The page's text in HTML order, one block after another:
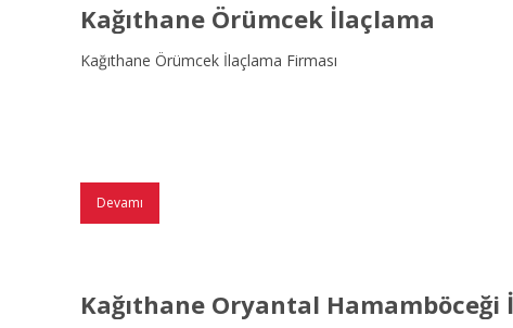
Kağıthane Örümcek İlaçlama
Kağıthane Örümcek İlaçlama Firması
Devamı
Kağıthane Oryantal Hamamböceği